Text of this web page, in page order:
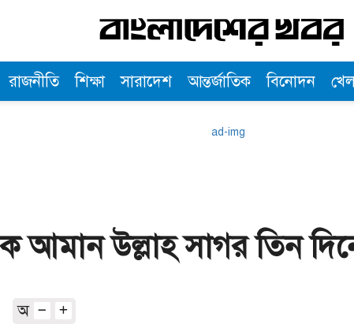
রাজনীতি শিক্ষা সারাদেশ আন্তর্জাতিক বিনোদন
আমান উল্লাহ সাগর তিন
অ